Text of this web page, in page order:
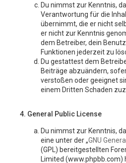
Du nimmst zur Kenntnis,
Verantwortung für die
übernimmt, die er nicht
er nicht zur Kenntnis
dem Betreiber, dein
Funktionen jederzeit zu
Du gestattest dem
Beiträge abzuändern,
verstoßen oder geeignet
einem Dritten Schaden
4. General Public License
Du nimmst zur Kenntnis,
eine unter der „GNU
(GPL) bereitgestellten
Limited (www.phpbb.com)